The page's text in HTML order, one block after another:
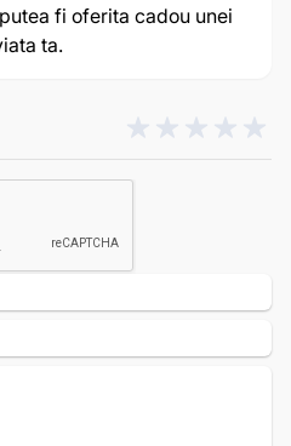
fi oferita cadou unei
ta.